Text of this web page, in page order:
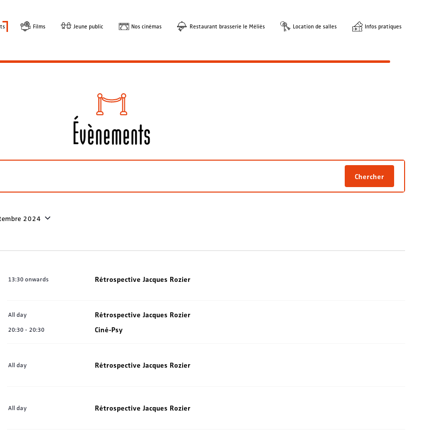
Films Jeune public Nos cinémas Restaurant brasserie le Méliès Location de salles Infos pratiques
Évènements
Chercher
2024
13:30 onwards Rétrospective Jacques Rozier
All day Rétrospective Jacques Rozier
20:30- 20:30 Ciné-Psy
All day Rétrospective Jacques Rozier
All day Rétrospective Jacques Rozier